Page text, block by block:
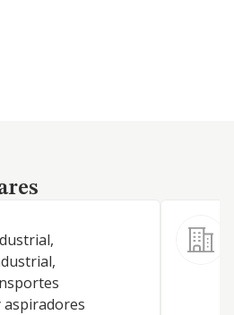
aspiradores